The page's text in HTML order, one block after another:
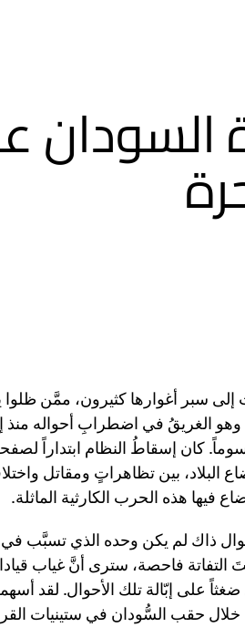
سبر أغوارها كثيرون، ممَّن ظلوا
حسوماً. كان إسقاطُ النظام
البلاد، بين تظاهراتٍ ومقاتل
فيها هذه الحرب الكارثية الماثلة.
ذاك لم يكن وحده الذي تسبَّب
التفاتة فاحصة، سترى أنَّ غياب
على إبّالة تلك الأحوال. لقد
حقب السُّودان في ستينيات القرن